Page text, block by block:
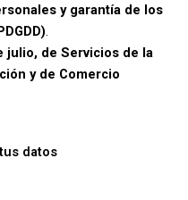
y garantía de los
.
julio, de Servicios de la
y de Comercio
datos